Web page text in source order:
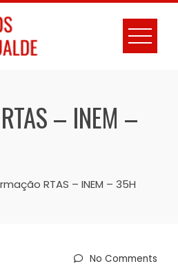
– INEM –
RTAS – INEM – 35H
No Comments